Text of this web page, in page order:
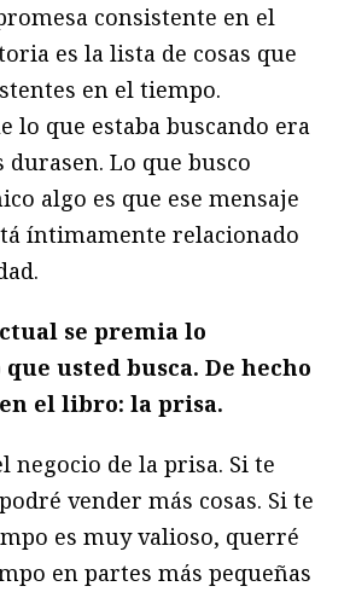
consistente en el
es la lista de cosas que
en el tiempo.
lo que estaba buscando era
durasen. Lo que busco
algo es que ese mensaje
íntimamente relacionado
se premia lo
usted busca. De hecho
el libro: la prisa.
de la prisa. Si te
vender más cosas. Si te
es muy valioso, querré
en partes más pequeñas